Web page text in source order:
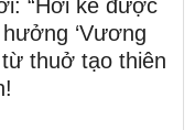
“Hỡi kẻ được
‘Vương
từ thuở tạo thiên